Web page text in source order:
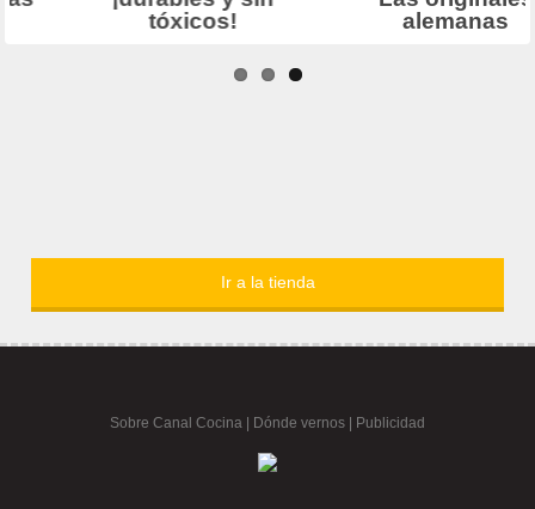
Ir a la tienda
Sobre Canal Cocina Dónde vernos | Publicidad